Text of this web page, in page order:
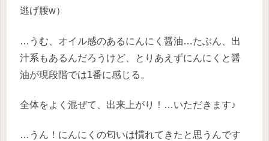
逃げ腰w）
…うむ、オイル感のあるにんにく醤油…たぶん、出
汁系もあるんだろうけど、とりあえずにんにくと醤
油が現段階では1番に感じる。
全体をよく混ぜて、出来上がり！…いただきます♪
…うん！にんにくの匂いは慣れてきたと思うんです